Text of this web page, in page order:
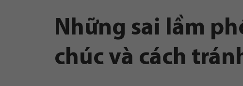
Những sai lầm
chúc và cách